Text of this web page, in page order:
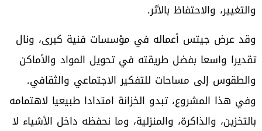
والتغيير، والاحتفاظ بالأثر.
وقد عرض جيتس أعماله في مؤسسات فنية كبرى، ونال
تقديرا واسعا بفضل طريقته في تحويل المواد والأماكن
والطقوس إلى مساحات للتفكير الاجتماعي والثقافي.
وفي هذا المشروع، تبدو الخزانة امتدادا طبيعيا لاهتمامه
بالتخزين، والذاكرة، والمنزلية، وما نحفظه داخل الأشياء لا